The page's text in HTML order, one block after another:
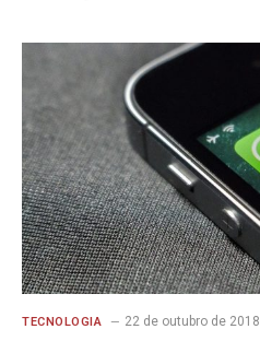
TECNOLOGIA 22 de outubro de 2018